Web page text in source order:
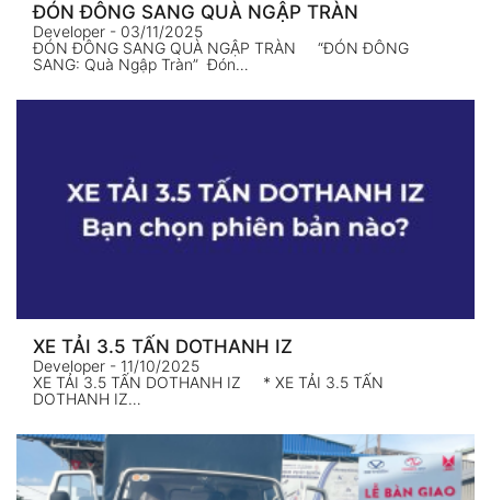
ĐÓN ĐÔNG SANG QUÀ NGẬP TRÀN
Developer - 03/11/2025
ĐÓN ĐÔNG SANG QUÀ NGẬP TRÀN “ĐÓN ĐÔNG
SANG: Quà Ngập Tràn” Đón…
XE TẢI 3.5 TẤN DOTHANH IZ
Developer - 11/10/2025
XE TẢI 3.5 TẤN DOTHANH IZ * XE TẢI 3.5 TẤN
DOTHANH IZ…